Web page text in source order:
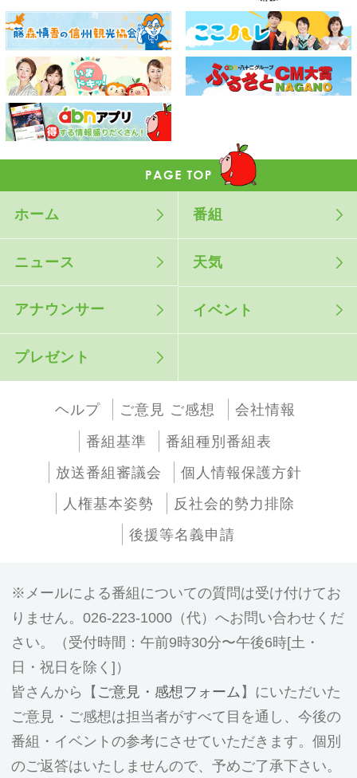
ホーム 番組
ニュース 天気
アナウンサー イベント
プレゼント
ヘルプ ご意見 ご感想
会社情報
番組基準
番組種別番組表
放送番組審議会
個人情報保護方針
人権基本姿勢
反社会的勢力排除
後援等名義申請
メールによる番組についての質問は受け付けてお
りません。026-223-1000（代）へお問い合わせくだ
さい。（受付時間：午前9時30分〜午後6時[土・
日・祝日を除く]）
皆さんから【 ご意見・感想フォーム 】にいただいた
ご意見・ご感想は担当者がすべて目を通し、今後の
番組・イベントの参考にさせていただきます。個別
のご返答はいたしませんので、予めご了承下さい。